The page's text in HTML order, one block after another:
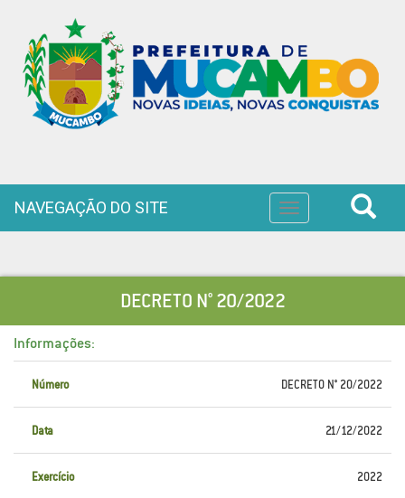
Toggle
navigation
NAVEGAÇÃO DO SITE
DECRETO N° 20/2022
Informações:
Número DECRETO N° 20/2022
Data 21/12/2022
Exercício 2022